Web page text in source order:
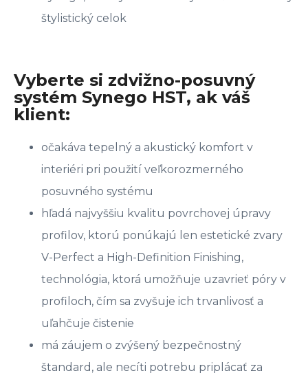
štylistický celok
Vyberte si zdvižno-posuvný
systém Synego HST, ak váš
klient:
očakáva tepelný a akustický komfort v
interiéri pri použití veľkorozmerného
posuvného systému
hľadá najvyššiu kvalitu povrchovej úpravy
profilov, ktorú ponúkajú len estetické zvary
V-Perfect a High-Definition Finishing,
technológia, ktorá umožňuje uzavrieť póry v
profiloch, čím sa zvyšuje ich trvanlivosť a
uľahčuje čistenie
má záujem o zvýšený bezpečnostný
štandard, ale necíti potrebu priplácať za